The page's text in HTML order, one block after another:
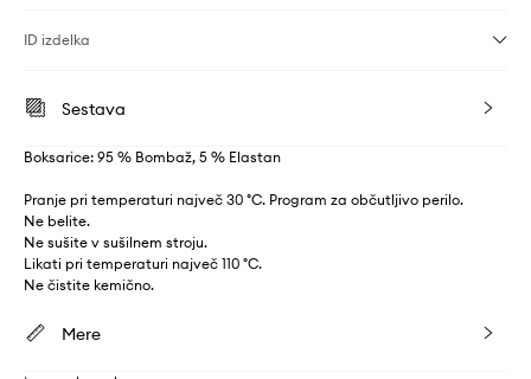
ID izdelka
Sestava
Boksarice: 95 % Bombaž, 5 % Elastan
Pranje pri temperaturi največ 30 °C. Program za občutljivo perilo.
Ne belite.
Ne sušite v sušilnem stroju.
Likati pri temperaturi največ 110 °C.
Ne čistite kemično.
Mere